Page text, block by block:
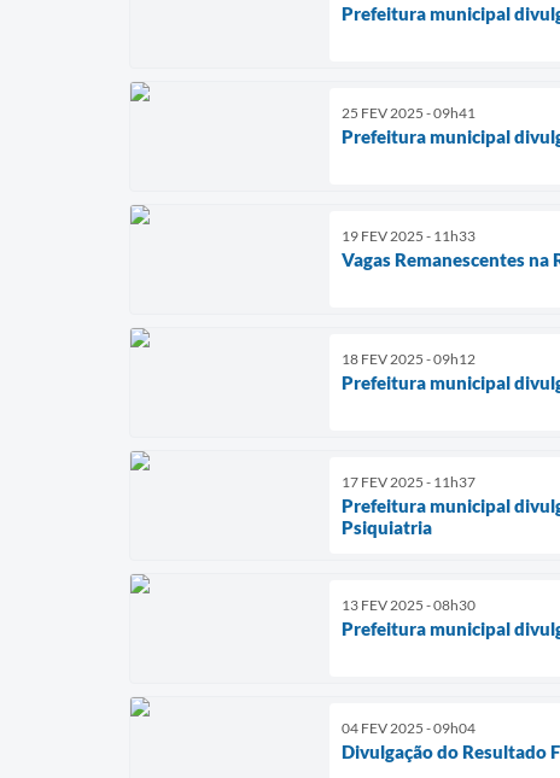
Prefeitura municipal
25 FEV 2025 - 09h41
Prefeitura municipal
19 FEV 2025 - 11h33
Vagas Remanescentes
18 FEV 2025 - 09h12
Prefeitura municipal
17 FEV 2025 - 11h37
Prefeitura municipal
Psiquiatria
13 FEV 2025 - 08h30
Prefeitura municipal
04 FEV 2025 - 09h04
Divulgação do Resultado